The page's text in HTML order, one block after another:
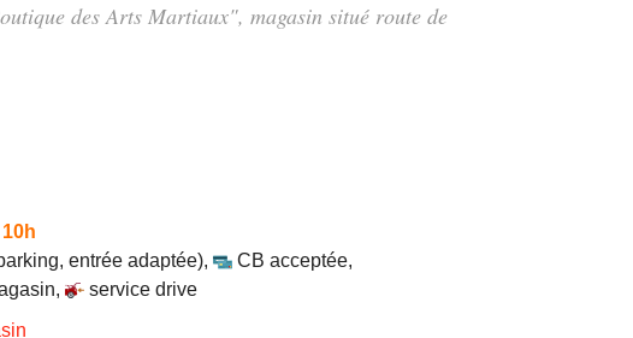
des Arts Martiaux", magasin situé route de
entrée adaptée), CB acceptée,
,
service drive